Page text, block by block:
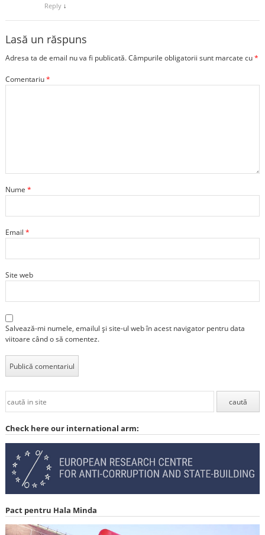
Reply ↓
Lasă un răspuns
Adresa ta de email nu va fi publicată.Câmpurile obligatorii sunt marcate cu*
Comentariu*
Nume *
Email *
Site web
Salvează-mi numele, emailul și site-ul web în acest navigator pentru data
viitoare când o să comentez.
Check here our international arm:
Pact pentru Hala Minda